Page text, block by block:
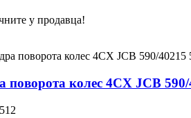
у продавца!
колес 4CX JCB 590/